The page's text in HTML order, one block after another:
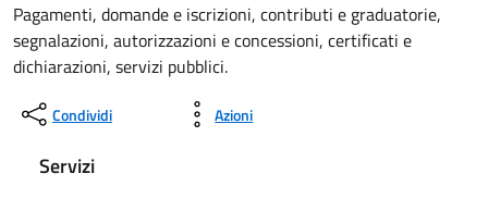
Pagamenti, domande e iscrizioni, contributi e graduatorie,
segnalazioni, autorizzazioni e concessioni, certificati e
dichiarazioni, servizi pubblici.
Condividi Azioni
Servizi